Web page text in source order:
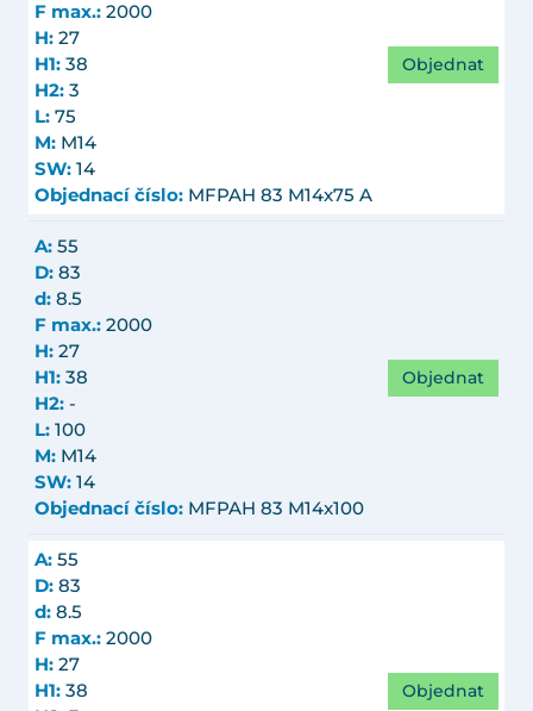
F max.: 2000
H: 27
H1: 38
H2: 3
L: 75
M: M14
SW: 14
Objednací číslo: MFPAH 83 M14x75 A
Objednat
A: 55
D: 83
d: 8.5
F max.: 2000
H: 27
H1: 38
H2: -
L: 100
M: M14
SW: 14
Objednací číslo: MFPAH 83 M14x100
Objednat
A: 55
D: 83
d: 8.5
F max.: 2000
H: 27
H1: 38
Objednat